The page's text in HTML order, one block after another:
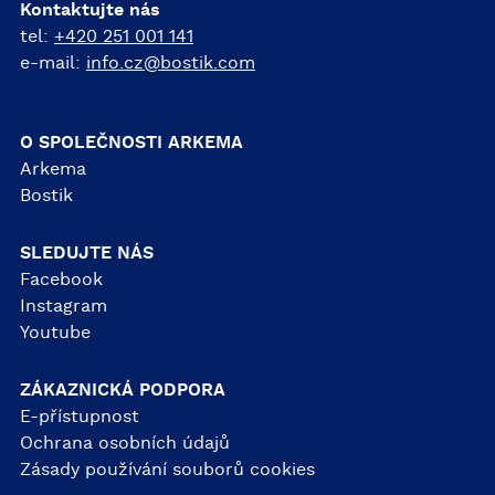
Kontaktujte nás
tel: +420 251 001 141
e-mail: info.cz@bostik.com
O SPOLEČNOSTI ARKEMA
Arkema
Bostik
SLEDUJTE NÁS
Facebook
Instagram
Youtube
ZÁKAZNICKÁ PODPORA
E-přístupnost
Ochrana osobních údajů
Zásady používání souborů cookies